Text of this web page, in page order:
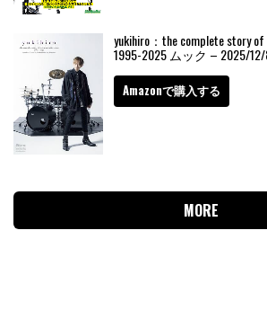
yukihiro：the complete story
1995-2025 ムック – 2025/
Amazonで購入する
MORE